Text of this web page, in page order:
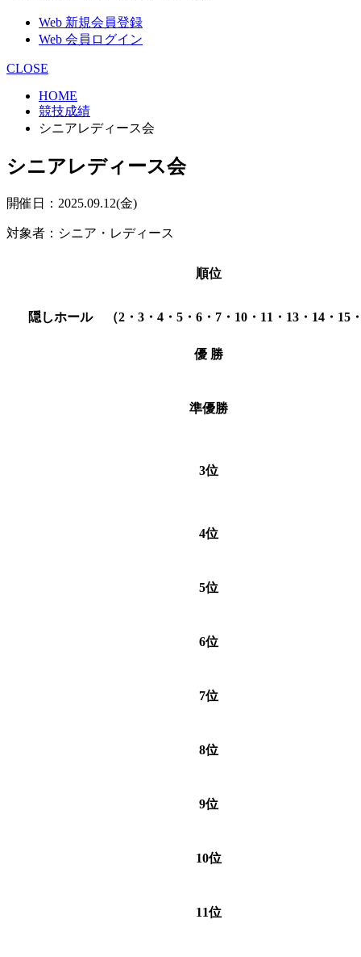
Web 新規会員登録
Web 会員ログイン
CLOSE
HOME
競技成績
シニアレディース会
シニアレディース会
開催日：2025.09.12(金)
対象者：シニア・レディース
順位
隠しホール （2・3・4・5・6・7・10・11・13・14・15
優 勝
準優勝
3位
4位
5位
6位
7位
8位
9位
10位
11位